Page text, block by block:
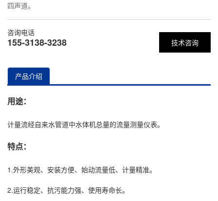
四声道。
技术咨询
咨询电话
155-3138-3238
产品介绍
用途：
计量流经自来水管道中水体机总量的流量测量仪表。
特点：
1.外形美观、安装方便、始动流量低、计量精准。
2.运行稳定、抗污能力强、使用寿命长。